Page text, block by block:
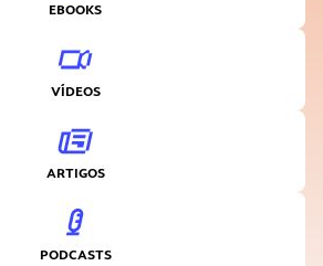
EBOOKS
VÍDEOS
ARTIGOS
PODCASTS